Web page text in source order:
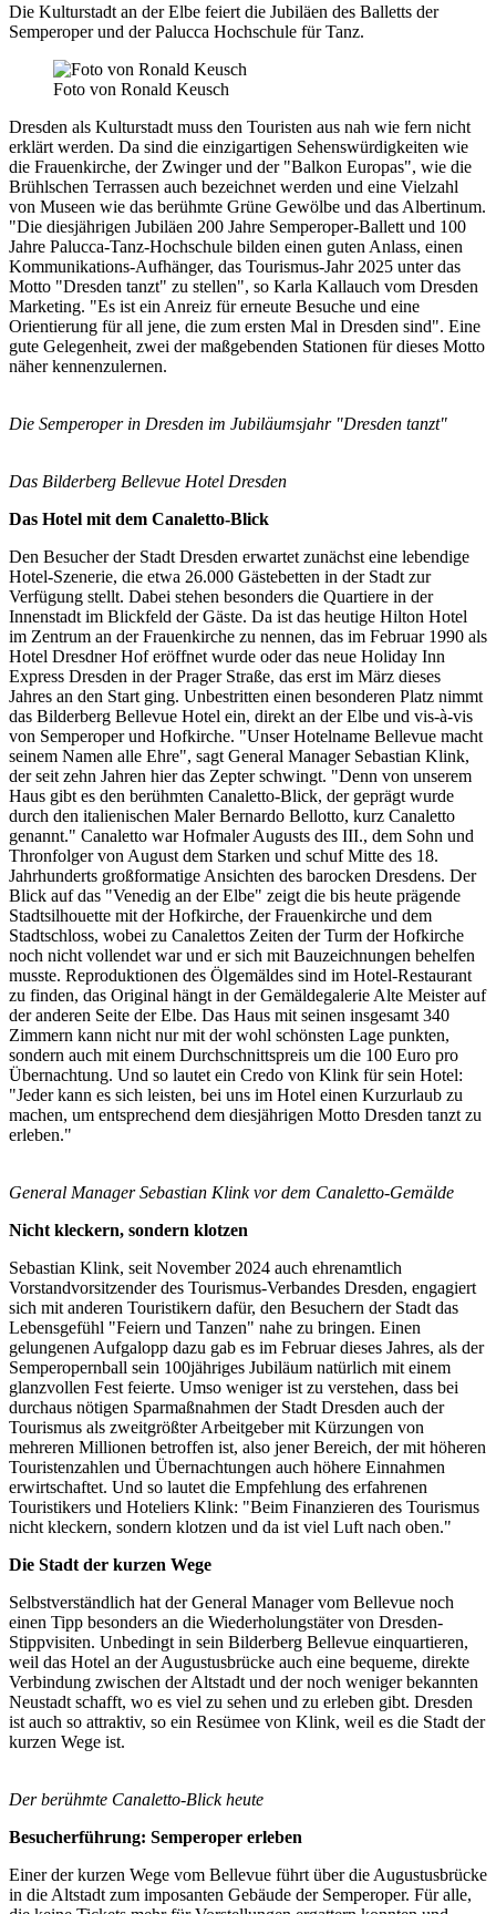
Die Kulturstadt an der Elbe feiert die Jubiläen des Balletts der
Semperoper und der Palucca Hochschule für Tanz.
Foto von Ronald Keusch
Dresden als Kulturstadt muss den Touristen aus nah wie fern nicht
erklärt werden. Da sind die einzigartigen Sehenswürdigkeiten wie
die Frauenkirche, der Zwinger und der "Balkon Europas", wie die
Brühlschen Terrassen auch bezeichnet werden und eine Vielzahl
von Museen wie das berühmte Grüne Gewölbe und das Albertinum.
"Die diesjährigen Jubiläen 200 Jahre Semperoper-Ballett und 100
Jahre Palucca-Tanz-Hochschule bilden einen guten Anlass, einen
Kommunikations-Aufhänger, das Tourismus-Jahr 2025 unter das
Motto "Dresden tanzt" zu stellen", so Karla Kallauch vom Dresden
Marketing. "Es ist ein Anreiz für erneute Besuche und eine
Orientierung für all jene, die zum ersten Mal in Dresden sind". Eine
gute Gelegenheit, zwei der maßgebenden Stationen für dieses Motto
näher kennenzulernen.
Die Semperoper in Dresden im Jubiläumsjahr "Dresden tanzt"
Das Bilderberg Bellevue Hotel Dresden
Das Hotel mit dem Canaletto-Blick
Den Besucher der Stadt Dresden erwartet zunächst eine lebendige
Hotel-Szenerie, die etwa 26.000 Gästebetten in der Stadt zur
Verfügung stellt. Dabei stehen besonders die Quartiere in der
Innenstadt im Blickfeld der Gäste. Da ist das heutige Hilton Hotel
im Zentrum an der Frauenkirche zu nennen, das im Februar 1990 als
Hotel Dresdner Hof eröffnet wurde oder das neue Holiday Inn
Express Dresden in der Prager Straße, das erst im März dieses
Jahres an den Start ging. Unbestritten einen besonderen Platz nimmt
das Bilderberg Bellevue Hotel ein, direkt an der Elbe und vis-à-vis
von Semperoper und Hofkirche. "Unser Hotelname Bellevue macht
seinem Namen alle Ehre", sagt General Manager Sebastian Klink,
der seit zehn Jahren hier das Zepter schwingt. "Denn von unserem
Haus gibt es den berühmten Canaletto-Blick, der geprägt wurde
durch den italienischen Maler Bernardo Bellotto, kurz Canaletto
genannt." Canaletto war Hofmaler Augusts des III., dem Sohn und
Thronfolger von August dem Starken und schuf Mitte des 18.
Jahrhunderts großformatige Ansichten des barocken Dresdens. Der
Blick auf das "Venedig an der Elbe" zeigt die bis heute prägende
Stadtsilhouette mit der Hofkirche, der Frauenkirche und dem
Stadtschloss, wobei zu Canalettos Zeiten der Turm der Hofkirche
noch nicht vollendet war und er sich mit Bauzeichnungen behelfen
musste. Reproduktionen des Ölgemäldes sind im Hotel-Restaurant
zu finden, das Original hängt in der Gemäldegalerie Alte Meister auf
der anderen Seite der Elbe. Das Haus mit seinen insgesamt 340
Zimmern kann nicht nur mit der wohl schönsten Lage punkten,
sondern auch mit einem Durchschnittspreis um die 100 Euro pro
Übernachtung. Und so lautet ein Credo von Klink für sein Hotel:
"Jeder kann es sich leisten, bei uns im Hotel einen Kurzurlaub zu
machen, um entsprechend dem diesjährigen Motto Dresden tanzt zu
erleben."
General Manager Sebastian Klink vor dem Canaletto-Gemälde
Nicht kleckern, sondern klotzen
Sebastian Klink, seit November 2024 auch ehrenamtlich
Vorstandvorsitzender des Tourismus-Verbandes Dresden, engagiert
sich mit anderen Touristikern dafür, den Besuchern der Stadt das
Lebensgefühl "Feiern und Tanzen" nahe zu bringen. Einen
gelungenen Aufgalopp dazu gab es im Februar dieses Jahres, als der
Semperopernball sein 100jähriges Jubiläum natürlich mit einem
glanzvollen Fest feierte. Umso weniger ist zu verstehen, dass bei
durchaus nötigen Sparmaßnahmen der Stadt Dresden auch der
Tourismus als zweitgrößter Arbeitgeber mit Kürzungen von
mehreren Millionen betroffen ist, also jener Bereich, der mit höheren
Touristenzahlen und Übernachtungen auch höhere Einnahmen
erwirtschaftet. Und so lautet die Empfehlung des erfahrenen
Touristikers und Hoteliers Klink: "Beim Finanzieren des Tourismus
nicht kleckern, sondern klotzen und da ist viel Luft nach oben."
Die Stadt der kurzen Wege
Selbstverständlich hat der General Manager vom Bellevue noch
einen Tipp besonders an die Wiederholungstäter von Dresden-
Stippvisiten. Unbedingt in sein Bilderberg Bellevue einquartieren,
weil das Hotel an der Augustusbrücke auch eine bequeme, direkte
Verbindung zwischen der Altstadt und der noch weniger bekannten
Neustadt schafft, wo es viel zu sehen und zu erleben gibt. Dresden
ist auch so attraktiv, so ein Resümee von Klink, weil es die Stadt der
kurzen Wege ist.
Der berühmte Canaletto-Blick heute
Besucherführung: Semperoper erleben
Einer der kurzen Wege vom Bellevue führt über die Augustusbrücke
in die Altstadt zum imposanten Gebäude der Semperoper. Für alle,